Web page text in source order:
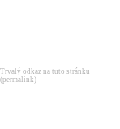
Trvalý odkaz na tuto stránku
(permalink)